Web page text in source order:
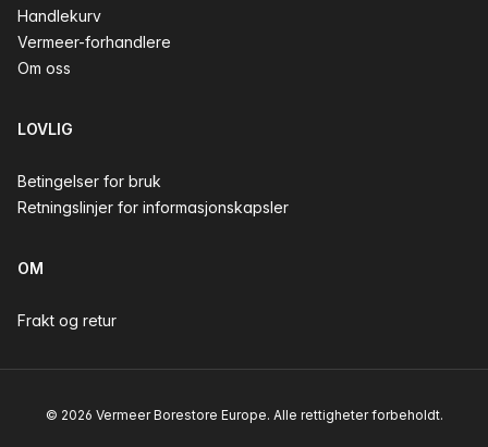
Handlekurv
Vermeer-forhandlere
Om oss
LOVLIG
Betingelser for bruk
Retningslinjer for informasjonskapsler
OM
Frakt og retur
© 2026 Vermeer Borestore Europe. Alle rettigheter forbeholdt.